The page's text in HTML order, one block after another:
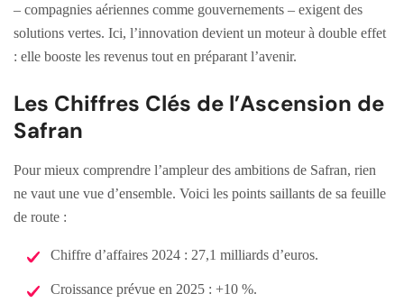
– compagnies aériennes comme gouvernements – exigent des
solutions vertes. Ici, l’innovation devient un moteur à double effet
: elle booste les revenus tout en préparant l’avenir.
Les Chiffres Clés de l’Ascension de
Safran
Pour mieux comprendre l’ampleur des ambitions de Safran, rien
ne vaut une vue d’ensemble. Voici les points saillants de sa feuille
de route :
Chiffre d’affaires 2024 : 27,1 milliards d’euros.
Croissance prévue en 2025 : +10 %.